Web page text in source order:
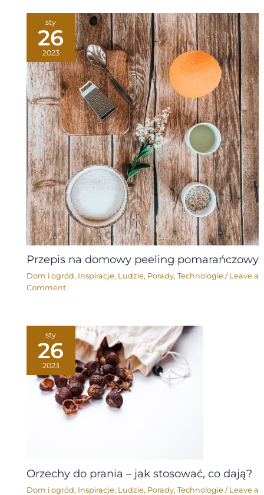
sty
26
2023
Przepis na domowy peeling pomarańczowy
Dom i ogród, Inspiracje, Ludzie, Porady, Technologie / Leave a
Comment
sty
26
2023
Orzechy do prania – jak stosować, co dają?
Dom i ogród, Inspiracje, Ludzie, Porady, Technologie / Leave a